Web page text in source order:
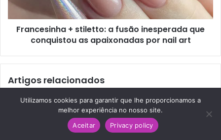
Francesinha + stiletto: a fusão inesperada que
conquistou as apaixonadas por nail art
Artigos relacionados
Utilizamos cookies para garantir que lhe proporcionamos a
melhor experiência no nosso site.
Aceitar
Privacy policy